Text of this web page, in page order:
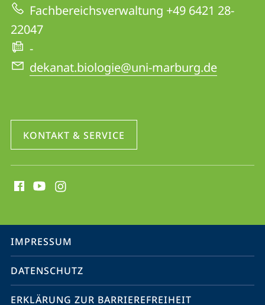
Fachbereichsverwaltung +49 6421 28-
22047
-
dekanat.biologie@uni-marburg.de
KONTAKT & SERVICE
Media
Service-
Navigation
IMPRESSUM
DATENSCHUTZ
ERKLÄRUNG ZUR BARRIEREFREIHEIT